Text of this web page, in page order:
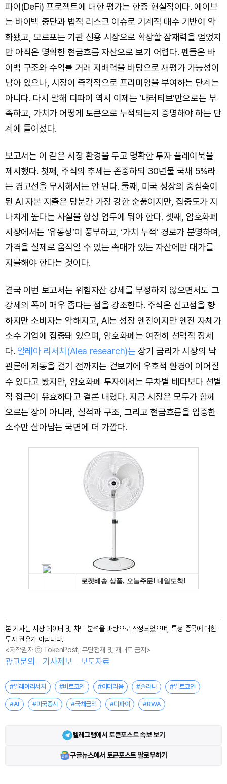
파이(DeFi) 프로젝트에 대한 평가는 한층 현실적이다. 에이브
는 바이백 중단과 법적 리스크 이슈로 기계적 매수 기반이 약
화됐고, 모르포는 기관 신용 시장으로 확장할 잠재력을 얻었지
만 아직은 명확한 현금흐름 자산으로 보기 어렵다. 펜들은 바
이백 구조와 수익률 거래 지배력을 바탕으로 재평가 가능성이
남아 있으나, 시장이 즉각적으로 프리미엄을 부여하는 단계는
아니다. 다시 말해 디파이 역시 이제는 ‘내러티브’만으로는 부
족하고, 가치가 어떻게 토큰으로 누적되는지 증명해야 하는 단
계에 들어섰다.
보고서는 이 같은 시장 환경을 두고 명확한 투자 플레이북을
제시했다. 첫째, 주식의 추세는 존중하되 30년물 국채 5%라
는 경고선을 무시해서는 안 된다. 둘째, 미국 성장의 중심축이
된 AI 자본 지출은 당분간 가장 강한 순풍이지만, 집중도가 지
나치게 높다는 사실을 항상 염두에 둬야 한다. 셋째, 암호화폐
시장에서는 ‘유동성’이 풍부하고, ‘가치 누적’ 경로가 분명하며,
가격을 실제로 움직일 수 있는 촉매가 있는 자산에만 대가를
지불해야 한다는 것이다.
결국 이번 보고서는 위험자산 강세를 부정하지 않으면서도 그
강세의 폭이 매우 좁다는 점을 강조한다. 주식은 신고점을 향
하지만 소비자는 약해지고, AI는 성장 엔진이지만 엔진 자체가
소수 기업에 집중돼 있으며, 암호화폐는 여전히 선택적 장세
다. 알레아 리서치(Alea research)는 장기 금리가 시장의 낙
관론에 제동을 걸기 전까지는 겉보기에 우호적 환경이 이어질
수 있다고 봤지만, 암호화폐 투자에서는 무차별 베타보다 선별
적 접근이 유효하다고 결론 내렸다. 지금 시장은 모두가 함께
오르는 장이 아니라, 실적과 구조, 그리고 현금흐름을 입증한
소수만 살아남는 국면에 더 가깝다.
본 기사는 시장 데이터 및 차트 분석을 바탕으로 작성되었으며, 특정 종목에 대한
투자 권유가 아닙니다.
<저작권자 ⓒ TokenPost, 무단전재 및 재배포 금지>
광고문의 기사제보 보도자료
#알레아리서치 #비트코인 #이더리움 #솔라나 #알트코인
#AI #미국증시 #국채금리 #디파이 #RWA
텔레그램에서 토큰포스트 속보 보기
구글뉴스에서 토큰포스트 팔로우하기